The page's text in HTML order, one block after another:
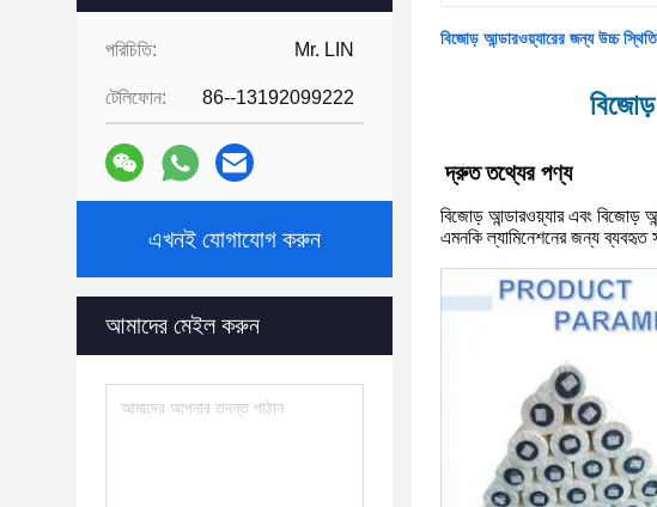
পরিচিতি: Mr. LIN
টেলিফোন: 86--13192099222
এখনই যোগাযোগ করুন
আমাদের মেইল ​​করুন
বিজোড় আন্ডারওয়্যারের জন্য উচ্চ
বিজোড়
দ্রুত তথ্যের পণ্য
বিজোড় আন্ডারওয়্যার এবং বিজোড়
এমনকি ল্যামিনেশনের জন্য ব্যবহৃত